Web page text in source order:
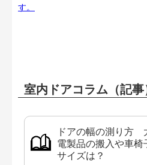
す。
室内ドアコラム（記事
ドアの幅の測り方
電製品の搬入や車
サイズは？